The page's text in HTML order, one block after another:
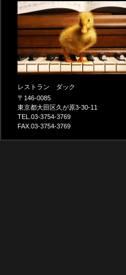
レストラン ダック
〒146-0085
東京都大田区久が原3-30-11
TEL.03-3754-3769
FAX.03-3754-3769